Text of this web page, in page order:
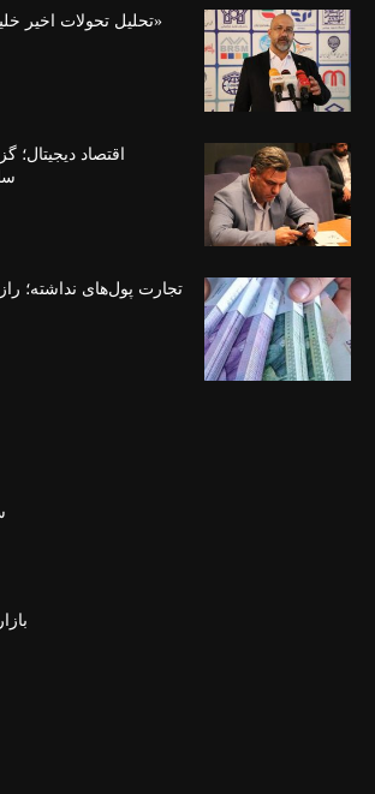
«تحلیل تحولات اخیر
اقتصاد دیجیتال؛
تجارت پول‌های نداشته؛